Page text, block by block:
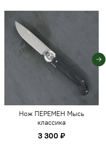
Нож ПЕРЕМЕН Мысь
классика
3 300 ₽